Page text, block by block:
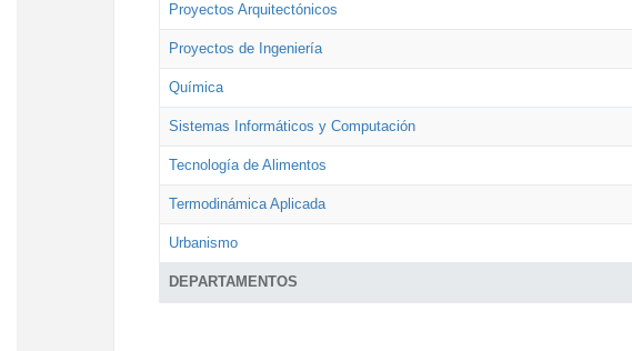
DEPARTAMENTOS
Proyectos Arquitectónicos
Proyectos de Ingeniería
Química
Sistemas Informáticos y Computación
Tecnología de Alimentos
Termodinámica Aplicada
Urbanismo